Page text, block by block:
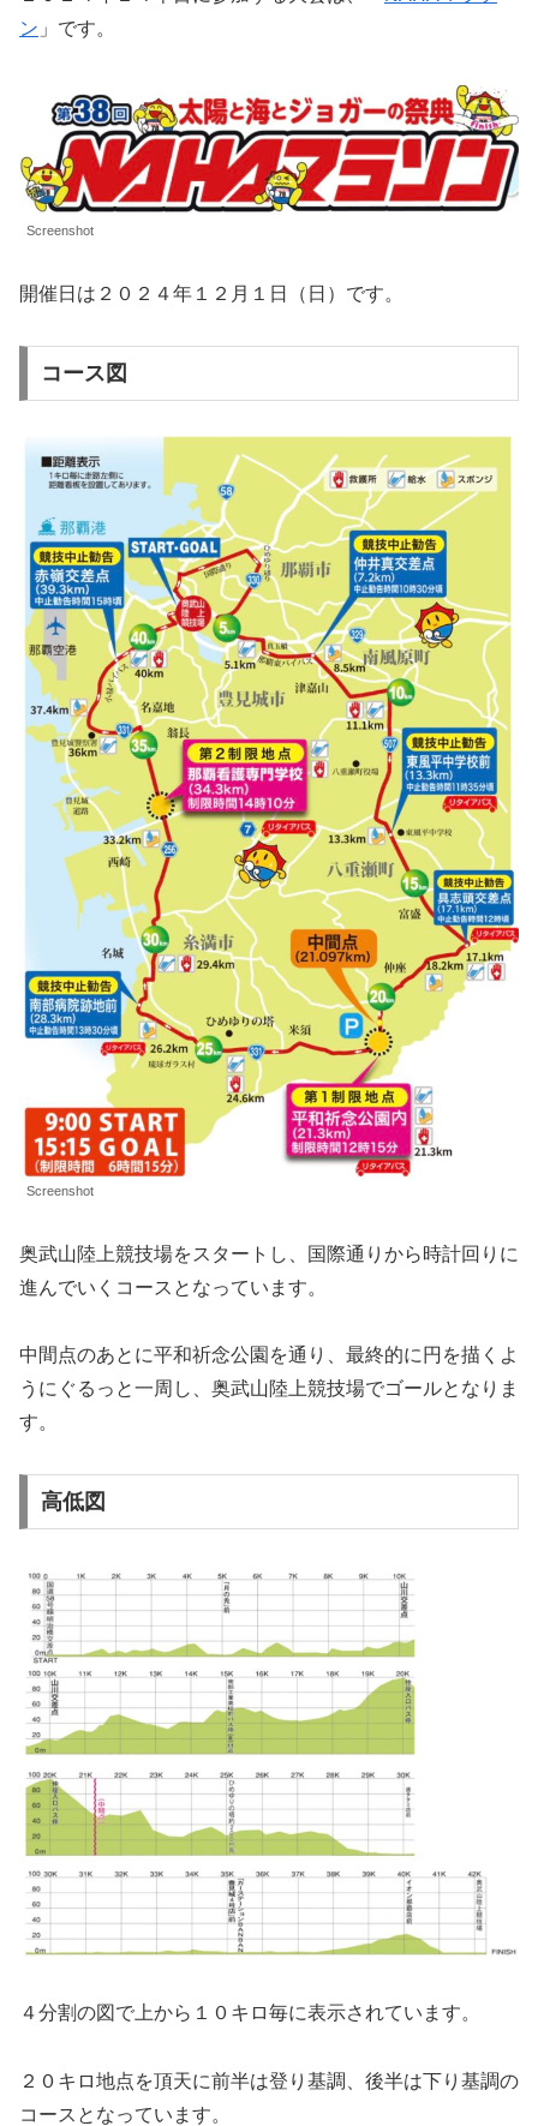
ン 」です。
Screenshot
開催日は２０２４年１２月１日（日）です。
コース図
Screenshot
奥武山陸上競技場をスタートし、国際通りから時計回りに
進んでいくコースとなっています。
中間点のあとに平和祈念公園を通り、最終的に円を描くよ
うにぐるっと一周し、奥武山陸上競技場でゴールとなりま
す。
高低図
４分割の図で上から１０キロ毎に表示されています。
２０キロ地点を頂天に前半は登り基調、後半は下り基調の
コースとなっています。